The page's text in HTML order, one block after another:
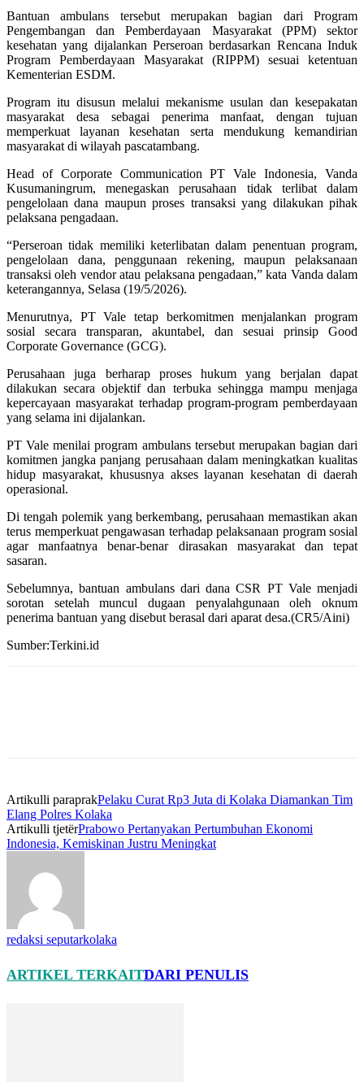
Bantuan ambulans tersebut merupakan bagian dari Program
Pengembangan dan Pemberdayaan Masyarakat (PPM) sektor
kesehatan yang dijalankan Perseroan berdasarkan Rencana Induk
Program Pemberdayaan Masyarakat (RIPPM) sesuai ketentuan
Kementerian ESDM.
Program itu disusun melalui mekanisme usulan dan kesepakatan
masyarakat desa sebagai penerima manfaat, dengan tujuan
memperkuat layanan kesehatan serta mendukung kemandirian
masyarakat di wilayah pascatambang.
Head of Corporate Communication PT Vale Indonesia, Vanda
Kusumaningrum, menegaskan perusahaan tidak terlibat dalam
pengelolaan dana maupun proses transaksi yang dilakukan pihak
pelaksana pengadaan.
“Perseroan tidak memiliki keterlibatan dalam penentuan program,
pengelolaan dana, penggunaan rekening, maupun pelaksanaan
transaksi oleh vendor atau pelaksana pengadaan,” kata Vanda dalam
keterangannya, Selasa (19/5/2026).
Menurutnya, PT Vale tetap berkomitmen menjalankan program
sosial secara transparan, akuntabel, dan sesuai prinsip Good
Corporate Governance (GCG).
Perusahaan juga berharap proses hukum yang berjalan dapat
dilakukan secara objektif dan terbuka sehingga mampu menjaga
kepercayaan masyarakat terhadap program-program pemberdayaan
yang selama ini dijalankan.
PT Vale menilai program ambulans tersebut merupakan bagian dari
komitmen jangka panjang perusahaan dalam meningkatkan kualitas
hidup masyarakat, khususnya akses layanan kesehatan di daerah
operasional.
Di tengah polemik yang berkembang, perusahaan memastikan akan
terus memperkuat pengawasan terhadap pelaksanaan program sosial
agar manfaatnya benar-benar dirasakan masyarakat dan tepat
sasaran.
Sebelumnya, bantuan ambulans dari dana CSR PT Vale menjadi
sorotan setelah muncul dugaan penyalahgunaan oleh oknum
penerima bantuan yang disebut berasal dari aparat desa.(CR5/Aini)
Sumber:Terkini.id
Artikulli paraprakPelaku Curat Rp3 Juta di Kolaka Diamankan Tim
Elang Polres Kolaka
Artikulli tjetërPrabowo Pertanyakan Pertumbuhan Ekonomi
Indonesia, Kemiskinan Justru Meningkat
redaksi seputarkolaka
ARTIKEL TERKAITDARI PENULIS